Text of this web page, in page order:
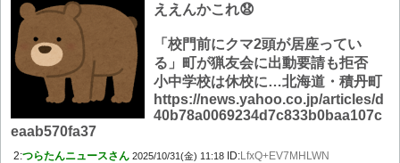
ええんかこれ😧
「校門前にクマ2頭が居座ってい
る」町が猟友会に出動要請も拒否
小中学校は休校に…北海道・積丹町
https://news.yahoo.co.jp/articles/d
40b78a0069234d7c833b0baa107c
eaab570fa37
2:つらたんニュースさん 2025/10/31(金) 11:18 ID:LfxQ+EV7MHLWN